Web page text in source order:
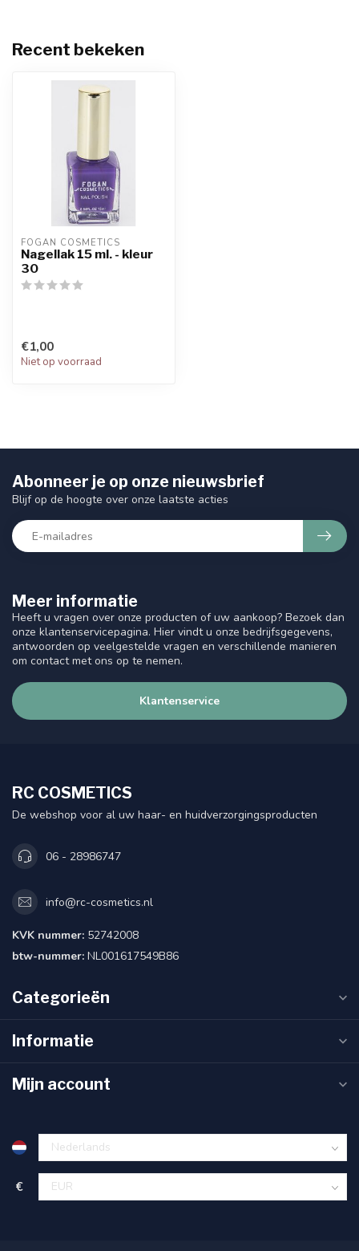
Recent bekeken
FOGAN COSMETICS
Nagellak 15 ml. - kleur
30
€1,00
Niet op voorraad
Meer informatie
Heeft u vragen over onze producten of uw aankoop? Bezoek dan
onze klantenservicepagina. Hier vindt u onze bedrijfsgegevens,
antwoorden op veelgestelde vragen en verschillende manieren
om contact met ons op te nemen.
Klantenservice
Abonneer je op onze nieuwsbrief
Blijf op de hoogte over onze laatste acties
RC COSMETICS
De webshop voor al uw haar- en huidverzorgingsproducten
06 - 28986747
info@rc-cosmetics.nl
KVK nummer: 52742008
btw-nummer: NL001617549B86
Categorieën
Informatie
Mijn account
€